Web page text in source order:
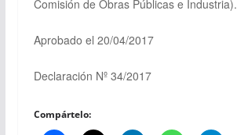
Comisión de Obras Públicas e Industria).
Aprobado el 20/04/2017
Declaración Nº 34/2017
Compártelo: